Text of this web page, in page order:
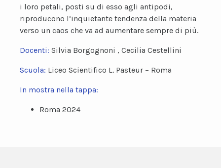
i loro petali, posti su di esso agli antipodi,
riproducono l’inquietante tendenza della materia
verso un caos che va ad aumentare sempre di più.
Docenti: Silvia Borgognoni , Cecilia Cestellini
Scuola: Liceo Scientifico L. Pasteur – Roma
In mostra nella tappa:
Roma 2024